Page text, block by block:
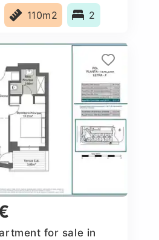
110m2 2
for sale in